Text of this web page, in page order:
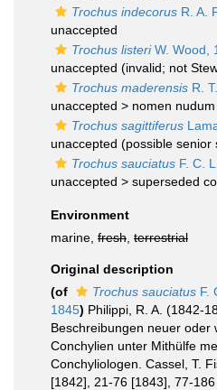
Trochus indecorus R. A.
unaccepted
Trochus listeriW. Wood,
unaccepted (invalid; not
Trochus maderensis R.
unaccepted > nomen nudum
Trochus sagittiferus
unaccepted (possible senior
Trochus sauciatus F. C.
unaccepted > superseded
Environment
marine, fresh terrestrial
Original description
(of
Trochus sauciatus F.
1845) Philippi, R. A. (1842-
Beschreibungen neuer oder
Conchylien unter Mithülfe
Conchyliologen. Cassel, T.
[1842], 21-76 [1843], 77-